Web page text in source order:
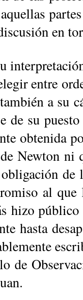
en
en­tre
a su
de su
ob­te­ni­da
New­ton ni
al
hi­zo
has­ta
de